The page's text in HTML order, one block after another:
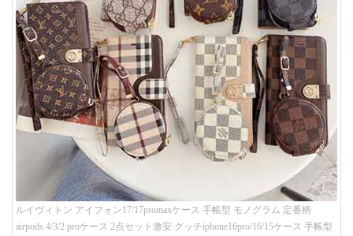
ルイヴィトン アイフォン17/17promaxケース 手帳型 モノグラム 定番柄
airpods 4/3/2 proケース 2点セット激安 グッチiphone16pro/16/15ケース 手帳型